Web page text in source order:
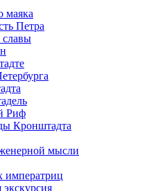
маяка
Петра
Риф
Кронштадта
мысли
императриц
экскурсия